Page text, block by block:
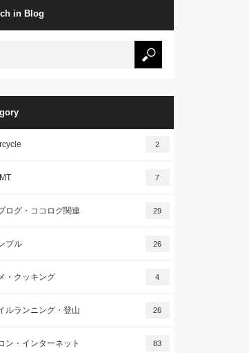
in Blog
2
7
ログ・ココログ関連 29
ブル 26
・クッキング 4
ルランニング・登山 26
ン・インターネット 83